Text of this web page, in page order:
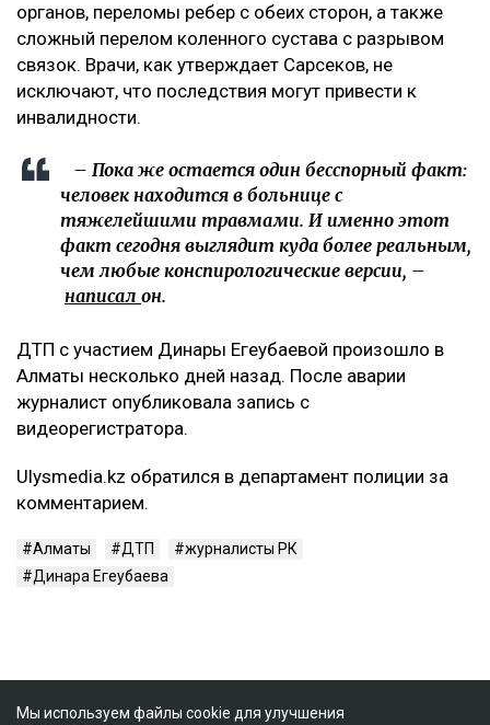
органов, переломы ребер с обеих сторон, а также
сложный перелом коленного сустава с разрывом
связок. Врачи, как утверждает Сарсеков, не
исключают, что последствия могут привести к
инвалидности.
– Пока же остается один бесспорный факт:
человек находится в больнице с
тяжелейшими травмами. И именно этот
факт сегодня выглядит куда более реальным,
чем любые конспирологические версии, –
написал он.
ДТП с участием Динары Егеубаевой произошло в
Алматы несколько дней назад. После аварии
журналист опубликовала запись с
видеорегистратора.
Ulysmedia.kz обратился в департамент полиции за
комментарием.
Алматы ДТП
журналисты РК
Динара Егеубаева
Мы используем файлы cookie для улучшения